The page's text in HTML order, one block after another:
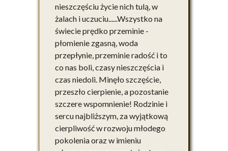
nieszczęściu życie nich tulą, w
żalach i uczuciu......Wszystko na
świecie prędko przeminie -
płomienie zgasną, woda
przepłynie, przeminie radość i to
co nas boli, czasy nieszczęścia i
czas niedoli. Minęło szczęście,
przeszło cierpienie, a pozostanie
szczere wspomnienie! Rodzinie i
sercu najbliższym, za wyjątkową
cierpliwość w rozwoju młodego
pokolenia oraz w imieniu